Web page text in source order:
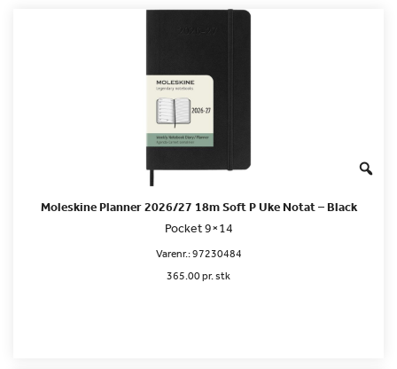
Moleskine Planner 2026/27 18m Soft P Uke Notat – Black
Pocket 9×14
Varenr.:97230484
365.00 pr. stk